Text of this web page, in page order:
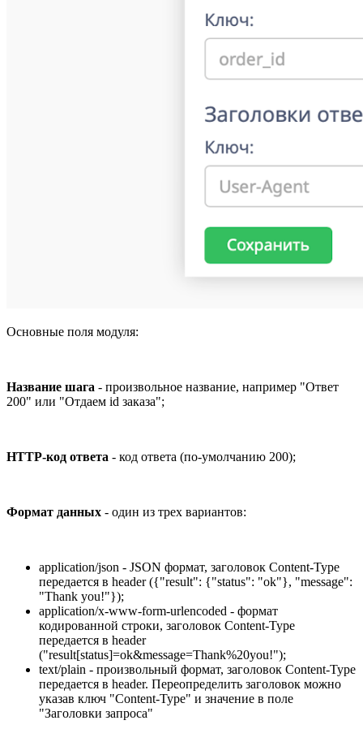
Основные поля модуля:
Название шага - произвольное название, например "Ответ
200" или "Отдаем id заказа";
HTTP-код ответа - код ответа (по-умолчанию 200);
Формат данных - один из трех вариантов:
application/json - JSON формат, заголовок Content-Type
передается в header ({"result": {"status": "ok"}, "message":
"Thank you!"});
application/x-www-form-urlencoded - формат
кодированной строки, заголовок Content-Type
передается в header
("result[status]=ok&message=Thank%20you!");
text/plain - произвольный формат, заголовок Content-Type
передается в header. Переопределить заголовок можно
указав ключ "Content-Type" и значение в поле
"Заголовки запроса"